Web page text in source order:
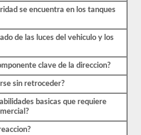
se encuentra en los tanques
de las luces del vehiculo y los
clave de la direccion?
sin retroceder?
basicas que requiere